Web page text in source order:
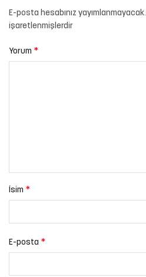
E-posta hesabınız yayımlanmayacak.
işaretlenmişlerdir
Yorum *
İsim *
E-posta *